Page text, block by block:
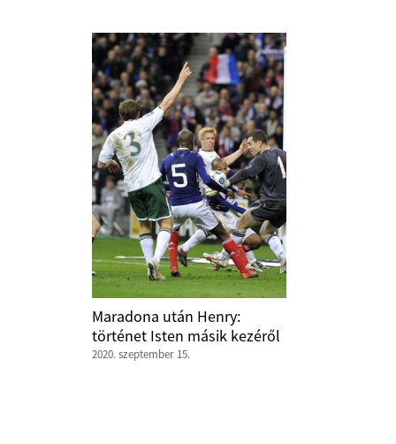
Maradona után Henry:
történet Isten másik kezéről
2020. szeptember 15.